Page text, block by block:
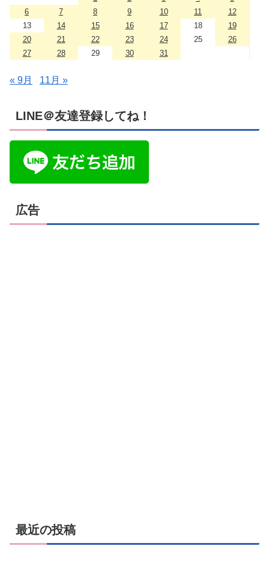
6
7 8 9 10 11
12
13
14 15 16 17 18
19
20
21 22 23 24 25
26
27
28 29 30 31
« 9月 11月 »
LINE＠友達登録してね！
広告
最近の投稿